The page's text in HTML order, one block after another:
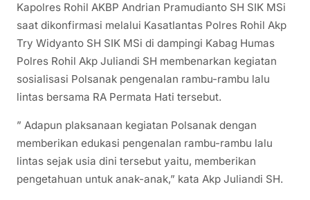
Kapolres Rohil AKBP Andrian Pramudianto SH SIK MSi
saat dikonfirmasi melalui Kasatlantas Polres Rohil Akp
Try Widyanto SH SIK MSi di dampingi Kabag Humas
Polres Rohil Akp Juliandi SH membenarkan kegiatan
sosialisasi Polsanak pengenalan rambu-rambu lalu
lintas bersama RA Permata Hati tersebut.
” Adapun plaksanaan kegiatan Polsanak dengan
memberikan edukasi pengenalan rambu-rambu lalu
lintas sejak usia dini tersebut yaitu, memberikan
pengetahuan untuk anak-anak,” kata Akp Juliandi SH.